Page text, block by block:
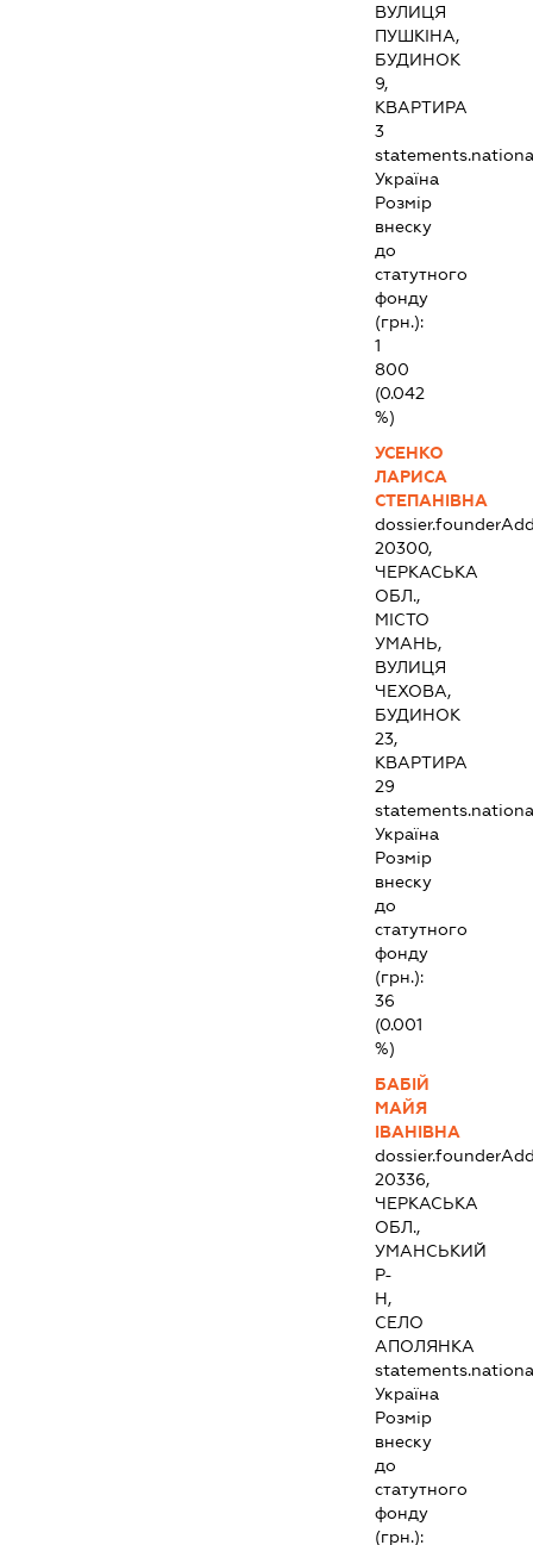
ВУЛИЦЯ
ПУШКІНА,
БУДИНОК
9,
КВАРТИРА
3
Україна
Розмір
внеску
до
статутного
фонду
(грн.):
1
800
(0.042
%)
УСЕНКО
ЛАРИСА
СТЕПАНІВНА
20300,
ЧЕРКАСЬКА
ОБЛ.,
МІСТО
УМАНЬ,
ВУЛИЦЯ
ЧЕХОВА,
БУДИНОК
23,
КВАРТИРА
29
Україна
Розмір
внеску
до
статутного
фонду
(грн.):
36
(0.001
%)
БАБІЙ
МАЙЯ
ІВАНІВНА
20336,
ЧЕРКАСЬКА
ОБЛ.,
УМАНСЬКИЙ
Р-
Н,
СЕЛО
АПОЛЯНКА
Україна
Розмір
внеску
до
статутного
фонду
(грн.):